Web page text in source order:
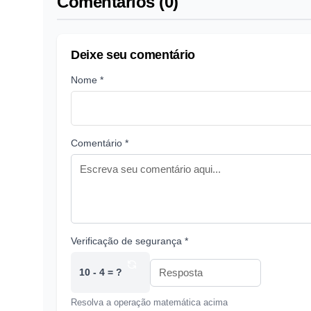
Deixe seu comentário
Nome *
Comentário *
Verificação de segurança *
10 - 4 = ?
Resolva a operação matemática acima